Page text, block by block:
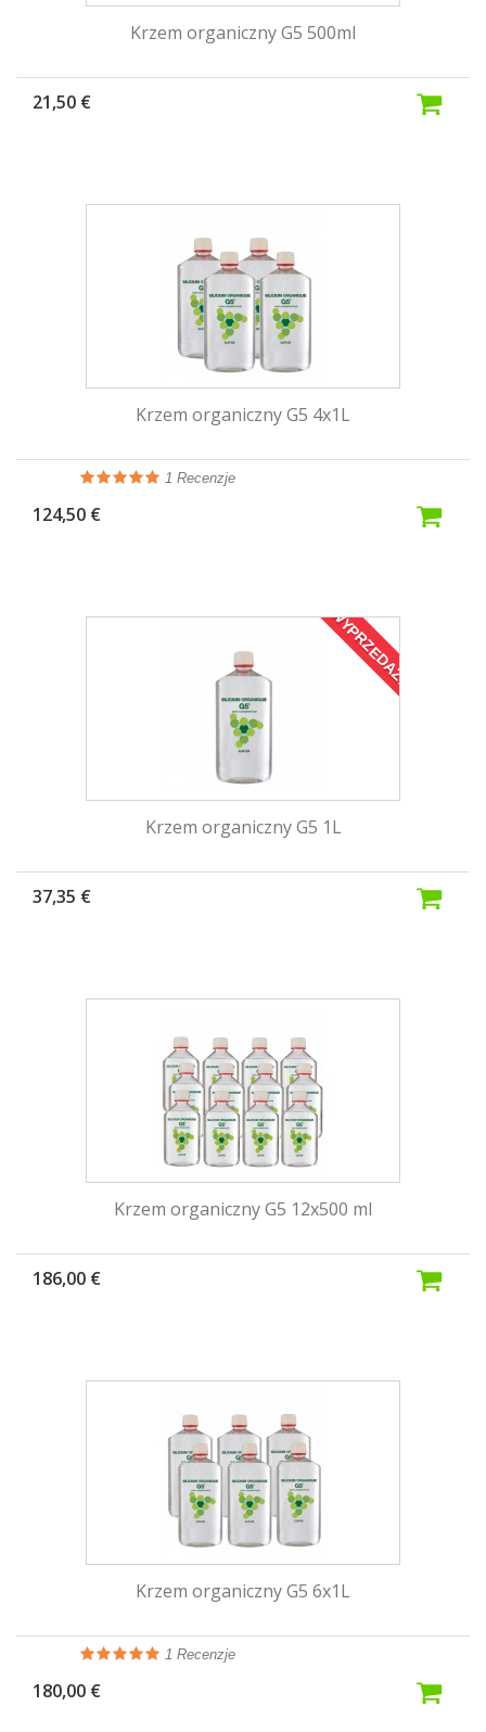
Krzem organiczny G5 500ml
21,50 €
Krzem organiczny G5 4x1L
1 Recenzje
124,50 €
WYPRZEDAŻ!
Krzem organiczny G5 1L
37,35 €
Krzem organiczny G5 12x500 ml
186,00 €
Krzem organiczny G5 6x1L
1 Recenzje
180,00 €